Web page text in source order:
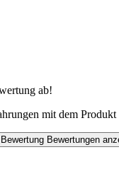
ab!
mit dem
Bewertungen